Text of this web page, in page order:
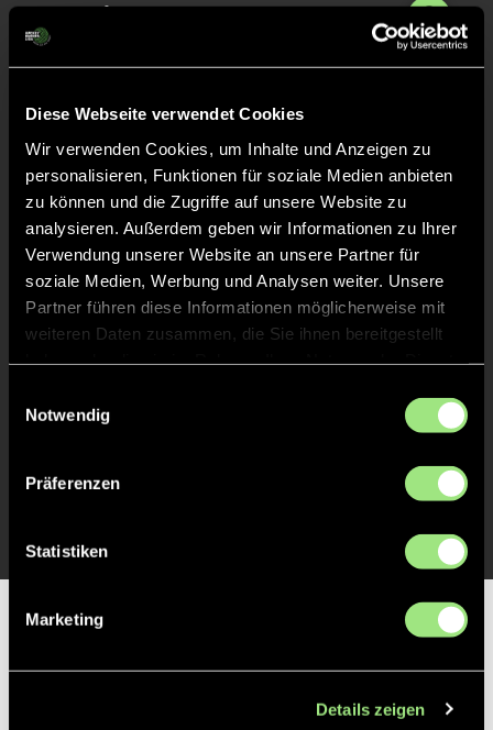
Diese Webseite verwendet Cookies
Wir verwenden Cookies, um Inhalte und Anzeigen zu
personalisieren, Funktionen für soziale Medien anbieten
zu können und die Zugriffe auf unsere Website zu
analysieren. Außerdem geben wir Informationen zu Ihrer
Verwendung unserer Website an unsere Partner für
soziale Medien, Werbung und Analysen weiter. Unsere
Partner führen diese Informationen möglicherweise mit
weiteren Daten zusammen, die Sie ihnen bereitgestellt
Notwendig
Präferenzen
Statistiken
Marketing
Details zeigen
Liveticker
Spiel beendet
14' TOR 1:4, FELDTOR
13' TOR 1:3, FELDTOR
13' TOR 1:2, FELDTOR
2'
TOR 0:1, FELDTOR
Partner